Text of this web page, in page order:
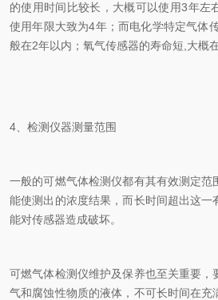
的使用时间比较长，大概可以使用3年左
使用年限大致为4年；而电化学特定气体
般在2年以内；氧气传感器的寿命短,大概
4、检测仪器测量范围
一般的可燃气体检测仪都有其有效测定范
能使测出的浓度结果，而长时间超出这一
能对传感器造成破坏。
可燃气体检测仪维护及保养也至关重要，
气和腐蚀性物质的液体，不可长时间在充